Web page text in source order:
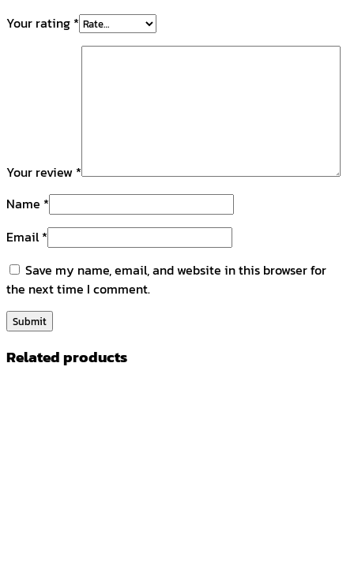
Your rating *
Your review *
Name *
Email*
Save my name, email, and website in this browser for
the next time I comment.
Related products